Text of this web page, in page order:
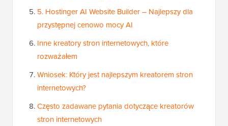
5. Hostinger AI Website Builder – Najlepszy dla
przystępnej cenowo mocy AI
Inne kreatory stron internetowych, które
rozważałem
Wniosek: Który jest najlepszym kreatorem stron
internetowych?
Często zadawane pytania dotyczące kreatorów
stron internetowych